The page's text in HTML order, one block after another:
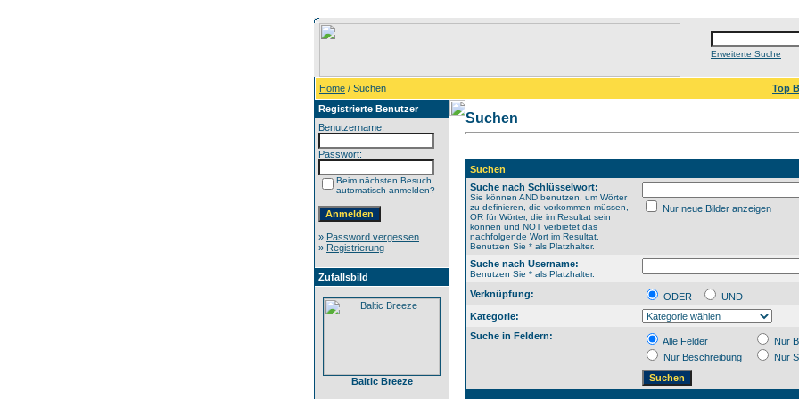
Erweiterte Suche
Home / Suchen
Top
Registrierte Benutzer
Benutzername:
Passwort:
Beim nächsten Besuch
automatisch anmelden?
» Password vergessen
» Registrierung
Zufallsbild
Baltic Breeze
Suchen
Suchen
Suche nach Schlüsselwort:
Sie können AND benutzen, um Wörter
zu definieren, die vorkommen müssen,
OR für Wörter, die im Resultat sein
können und NOT verbietet das
nachfolgende Wort im Resultat.
Benutzen Sie * als Platzhalter.
Nur neue Bilder anzeigen
Suche nach Username:
Benutzen Sie * als Platzhalter.
Verknüpfung: ODER
UND
Kategorie:
Suche in Feldern:
Alle Felder
Nur
Nur Beschreibung
Nur